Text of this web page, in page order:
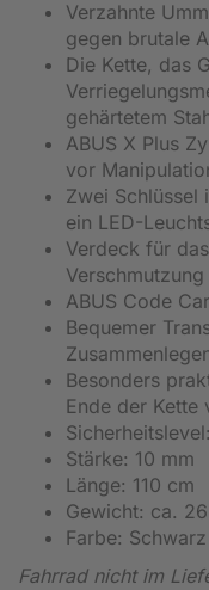
Verzahnte
gegen brutale
Die Kette, das
gehärtetem
ABUS X Plus
vor
Zwei Schlüssel
ein LED-
Verdeck für
Verschmutzung
ABUS Code
Bequemer
Besonders
Ende der Kette
Stärke: 10 mm
Länge: 110 cm
Gewicht: ca.
Farbe: Schwarz
Fahrrad nicht im